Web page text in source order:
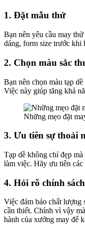
1. Đặt mẫu thử
Bạn nên yêu cầu may
dáng, form size trước khi
2. Chọn màu sắc
Bạn nên chọn màu tạp
Việc này giúp tăng khả
Những mẹo đặt
3. Ưu tiên sự thoải
Tạp dề không chỉ đẹp
làm việc. Hãy ưu tiên các
4. Hỏi rõ chính
Việc đảm bảo chất lượng
cần thiết. Chính vì vậy
hành của xưởng may để